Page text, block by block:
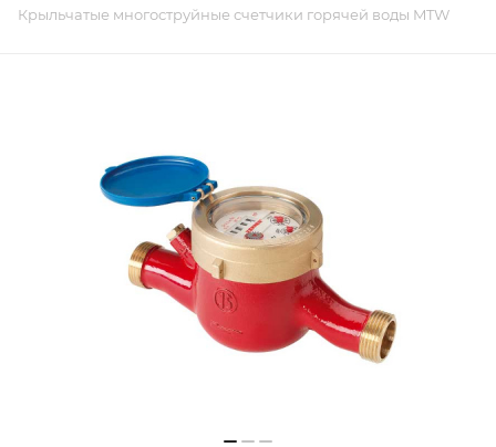
Крыльчатые многоструйные счетчики горячей воды MTW